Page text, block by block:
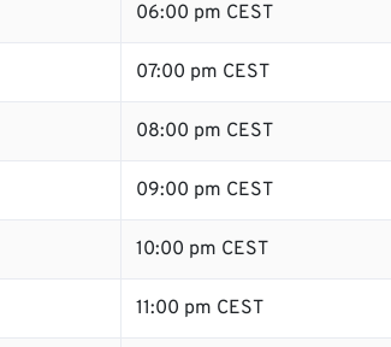
06:00 pm CEST
07:00 pm CEST
08:00 pm CEST
09:00 pm CEST
10:00 pm CEST
11:00 pm CEST